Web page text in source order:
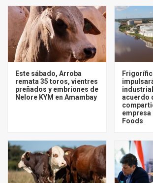
Este sábado, Arroba
remata 35 toros, vientres
preñados y embriones de
Nelore KYM en Amambay
acuerdo
empresa
Foods